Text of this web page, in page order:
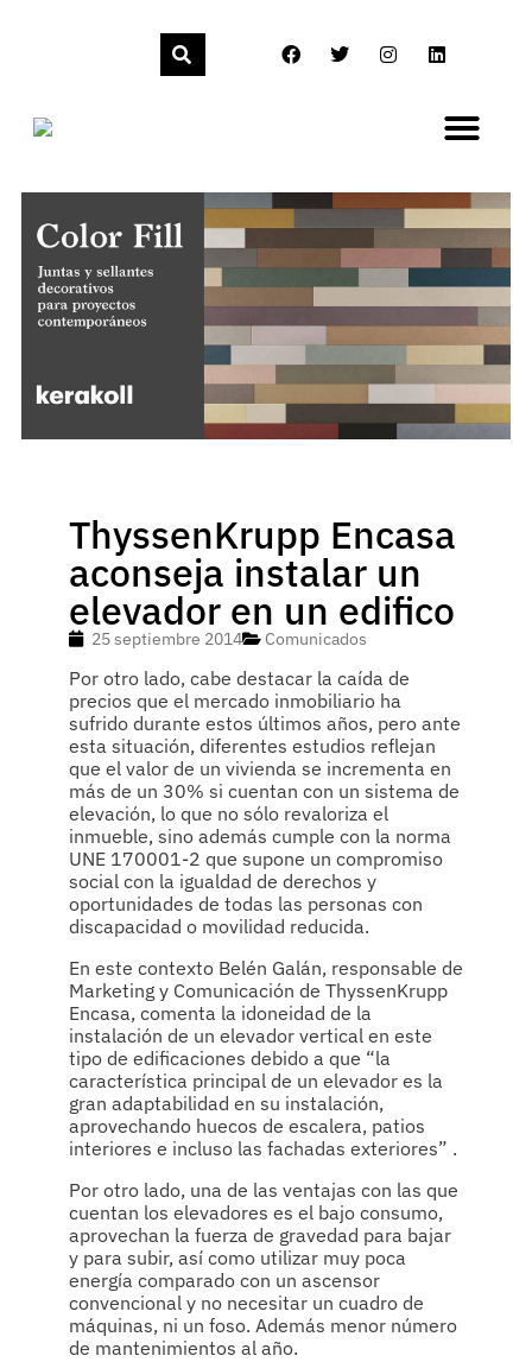
ThyssenKrupp Encasa
aconseja instalar un
elevador en un edifico
25 septiembre 2014 Comunicados
Por otro lado, cabe destacar la caída de
precios que el mercado inmobiliario ha
sufrido durante estos últimos años, pero ante
esta situación, diferentes estudios reflejan
que el valor de un vivienda se incrementa en
más de un 30% si cuentan con un sistema de
elevación, lo que no sólo revaloriza el
inmueble, sino además cumple con la norma
UNE 170001-2 que supone un compromiso
social con la igualdad de derechos y
oportunidades de todas las personas con
discapacidad o movilidad reducida.
En este contexto Belén Galán, responsable de
Marketing y Comunicación de ThyssenKrupp
Encasa, comenta la idoneidad de la
instalación de un elevador vertical en este
tipo de edificaciones debido a que “la
característica principal de un elevador es la
gran adaptabilidad en su instalación,
aprovechando huecos de escalera, patios
interiores e incluso las fachadas exteriores” .
Por otro lado, una de las ventajas con las que
cuentan los elevadores es el bajo consumo,
aprovechan la fuerza de gravedad para bajar
y para subir, así como utilizar muy poca
energía comparado con un ascensor
convencional y no necesitar un cuadro de
máquinas, ni un foso. Además menor número
de mantenimientos al año.